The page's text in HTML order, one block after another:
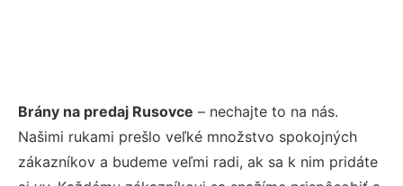
Brány na predaj Rusovce – nechajte to na nás.
Našimi rukami prešlo veľké množstvo spokojných
zákazníkov a budeme veľmi radi, ak sa k nim pridáte